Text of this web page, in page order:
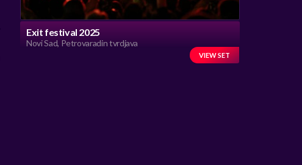
Exit festival 2025
Novi Sad, Petrovaradin tvrdjava
VIEW SET